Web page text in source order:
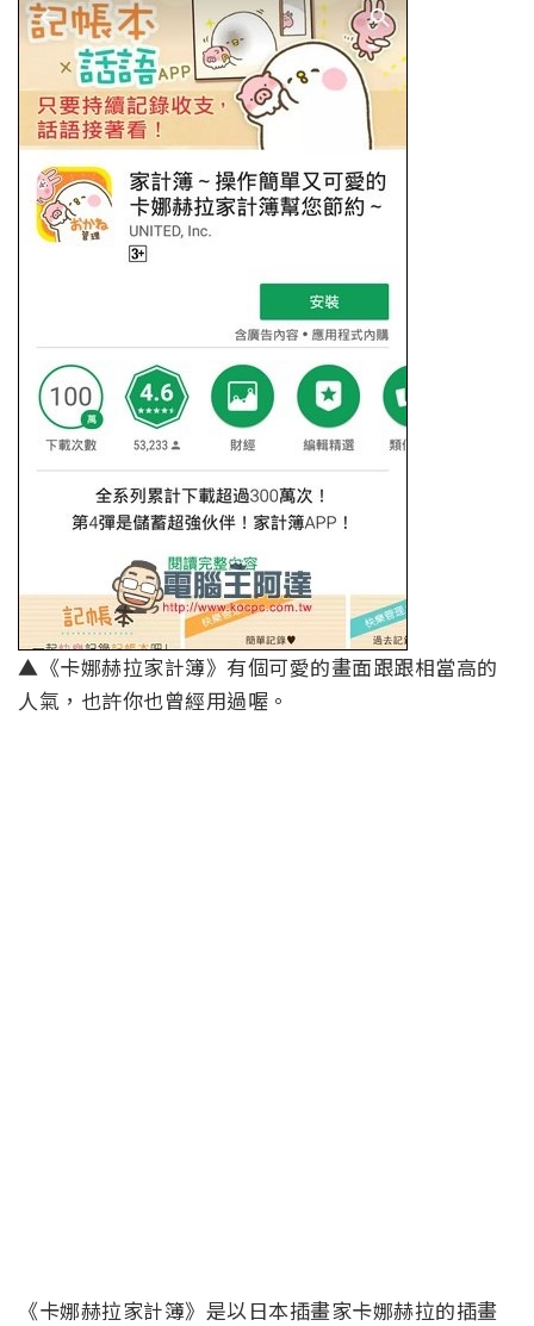
▲《卡娜赫拉家計簿》有個可愛的畫面跟跟相當高的
人氣，也許你也曾經用過喔。
《卡娜赫拉家計簿》是以日本插畫家卡娜赫拉的插畫